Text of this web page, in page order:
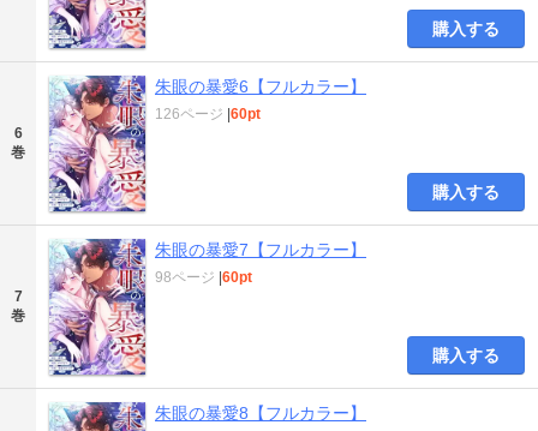
購入する
6
巻
朱眼の暴愛6【フルカラー】
126ページ 60pt
購入する
7
巻
朱眼の暴愛7【フルカラー】
98ページ 60pt
購入する
朱眼の暴愛8【フルカラー】